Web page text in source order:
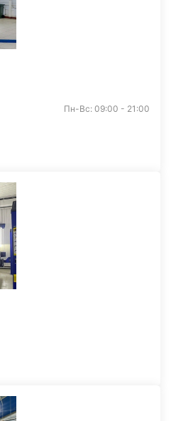
Пн-Вс: 09:00 - 21:00